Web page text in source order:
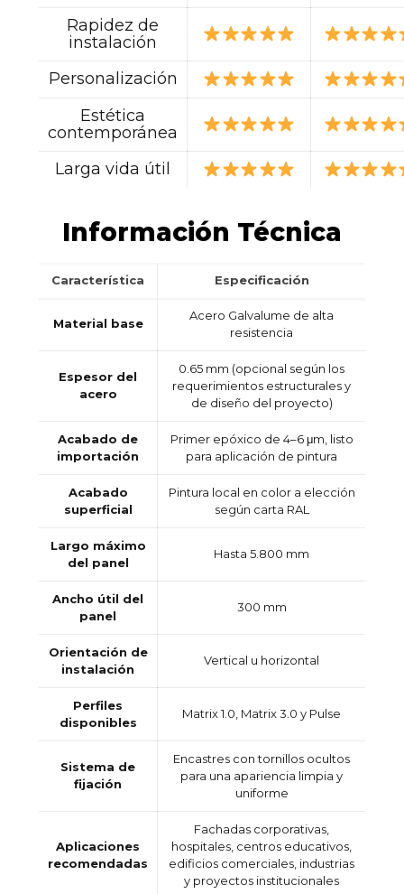
Rapidez de
instalación
Personalización
Estética
contemporánea
Larga vida útil
Información Técnica
Característica Especificación
Material base
Acero Galvalume de alta
resistencia
Espesor del
acero
0.65 mm (opcional según los
requerimientos estructurales y
de diseño del proyecto)
Acabado de
importación
Primer epóxico de 4–6 μm, listo
para aplicación de pintura
Acabado
superficial
Pintura local en color a elección
según carta RAL
Largo máximo
del panel
Hasta 5.800 mm
Ancho útil del
panel
300 mm
Orientación de
instalación
Vertical u horizontal
Perfiles
disponibles
Matrix 1.0, Matrix 3.0 y Pulse
Sistema de
fijación
Encastres con tornillos ocultos
para una apariencia limpia y
uniforme
Aplicaciones
recomendadas
Fachadas corporativas,
hospitales, centros educativos,
edificios comerciales, industrias
y proyectos institucionales